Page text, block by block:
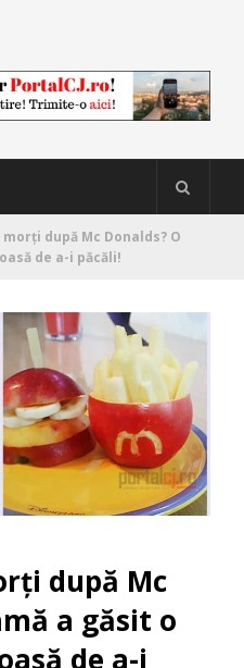
morţi după Mc Donalds? O
de a-i păcăli!
după Mc
a găsit o
de a-i